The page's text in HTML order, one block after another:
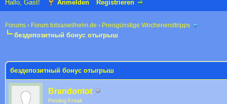
Hallo, Gast! Anmelden Registrieren
Forums › Forum tobiaswilhelm.de › Preisgünstige Wochenendtripps
бездепозитный бонус отыгрыш
бездепозитный бонус отыгрыш
Brandontot
Posting Freak